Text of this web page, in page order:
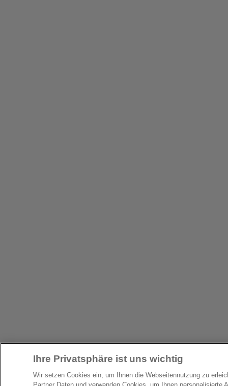
Ihre Privatsphäre ist uns wichtig
Wir setzen Cookies ein, um Ihnen die Webseitennutzung zu